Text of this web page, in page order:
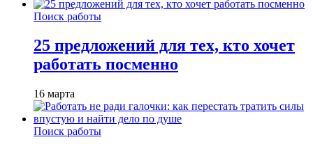
Поиск работы
25 предложений для тех, кто хочет
работать посменно
16 марта
Поиск работы